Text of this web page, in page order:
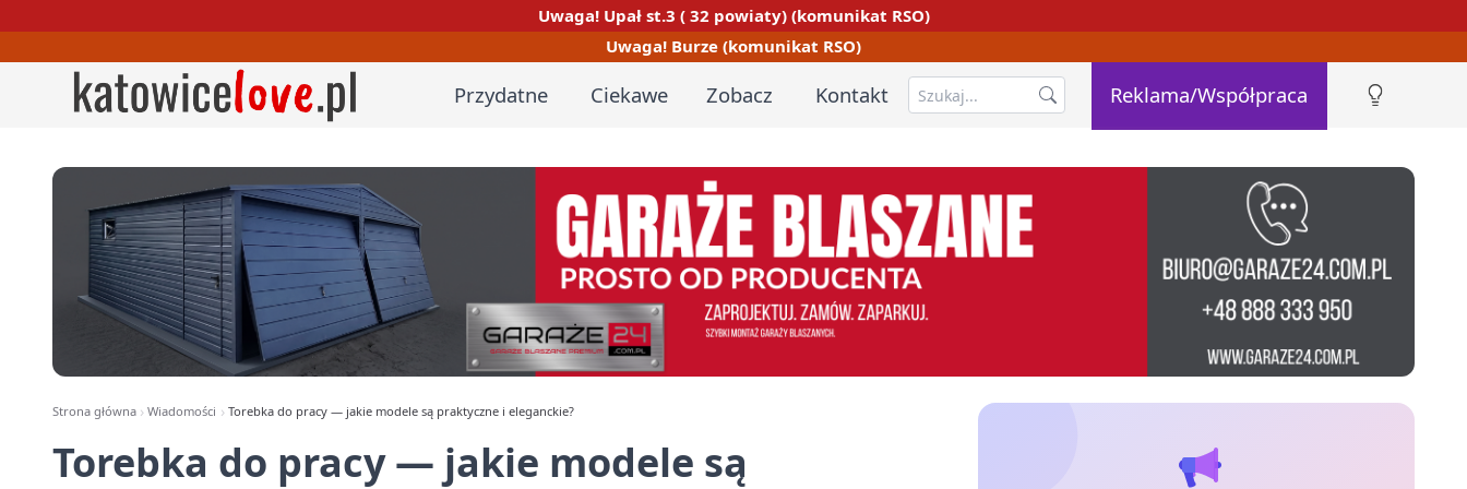
Uwaga! Upał st.3 ( 32 powiaty) (komunikat RSO)
Uwaga! Burze (komunikat RSO)
Przydatne Ciekawe Zobacz Kontakt Reklama/Współpraca
Strona główna Wiadomości Torebka do pracy — jakie modele są praktyczne i eleganckie?
Torebka do pracy — jakie modele są